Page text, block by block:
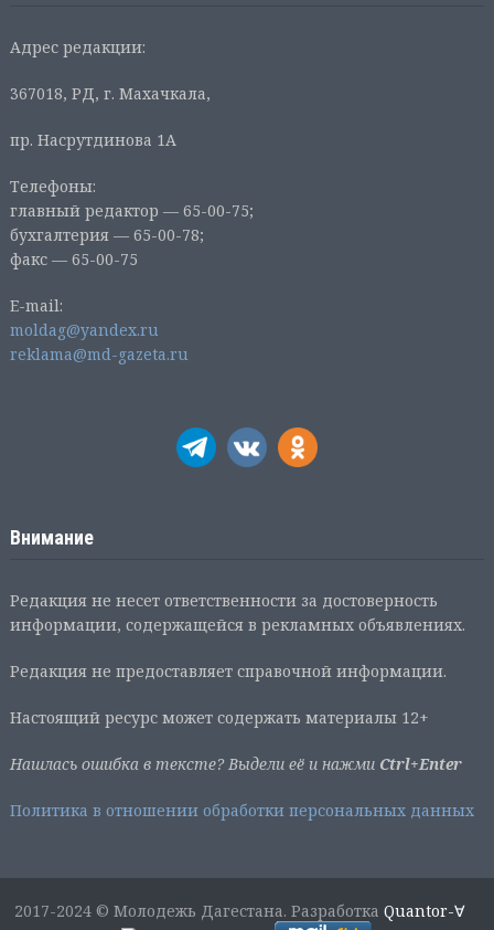
Адрес редакции:
367018, РД, г. Махачкала,
пр. Насрутдинова 1А
Телефоны:
главный редактор — 65-00-75;
бухгалтерия — 65-00-78;
факс — 65-00-75
E-mail:
moldag@yandex.ru
reklama@md-gazeta.ru
Внимание
Редакция не несет ответственности за достоверность
информации, содержащейся в рекламных объявлениях.
Редакция не предоставляет справочной информации.
Настоящий ресурс может содержать материалы 12+
Нашлась ошибка в тексте? Выдели её и нажми Ctrl+Enter
Политика в отношении обработки персональных данных
2017-2024 © Молодежь Дагестана. РазработкаQuantor-∀